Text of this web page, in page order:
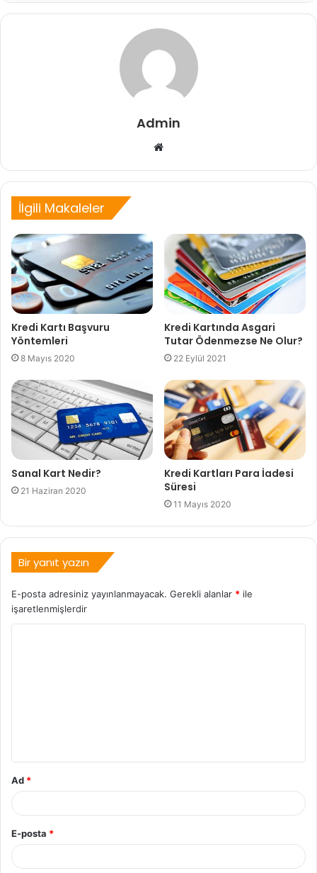
Admin
Web
İlgili Makaleler
Kredi Kartı Başvuru
Yöntemleri
8 Mayıs 2020
Kredi Kartında Asgari
Tutar Ödenmezse Ne Olur?
22 Eylül 2021
Sanal Kart Nedir?
21 Haziran 2020
Kredi Kartları Para İadesi
Süresi
11 Mayıs 2020
Bir yanıt yazın
E-posta adresiniz yayınlanmayacak. Gerekli alanlar * ile
işaretlenmişlerdir
Ad *
E-posta *